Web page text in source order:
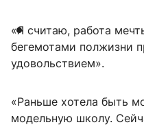
«Я считаю, работа
бегемотами полжизни
удовольствием».
«Раньше хотела быть
модельную школу.